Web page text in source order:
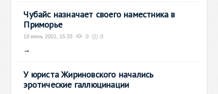
Чубайс назначает своего наместника в
Приморье
19 июнь 2001, 15:33 0 0
→
У юриста Жириновского начались
эротические галлюцинации